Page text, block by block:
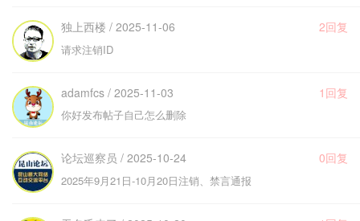
独上西楼 / 2025-11-06 2回复
请求注销ID
adamfcs / 2025-11-03 1回复
你好发布帖子自己怎么删除
论坛巡察员 / 2025-10-24 0回复
2025年9月21日-10月20日注销、禁言通报